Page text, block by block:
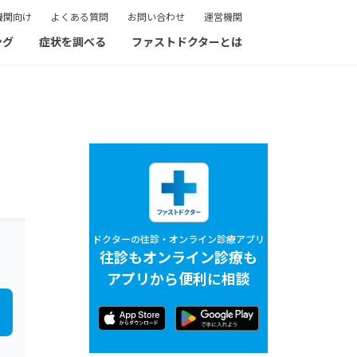
関向け よくある質問 お問い合わせ 運営機関
症状を調べる ファストドクターとは
ドクターの往診・オンライン診療アプリ
往診もオンライン診療も
アプリから便利に相談